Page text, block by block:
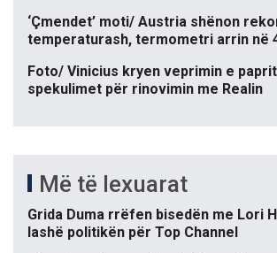
‘Çmendet’ moti/ Austria shënon
temperaturash, termometri arrin në
Foto/ Vinicius kryen veprimin e
spekulimet për rinovimin me Realin
Më të lexuarat
Grida Duma rrëfen bisedën me Lori
lashë politikën për Top Channel